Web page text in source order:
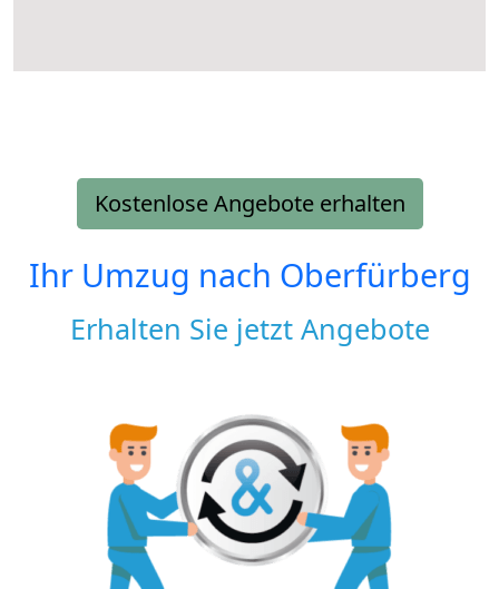
Kostenlose Angebote erhalten
Ihr Umzug nach Oberfürberg
Erhalten Sie jetzt Angebote